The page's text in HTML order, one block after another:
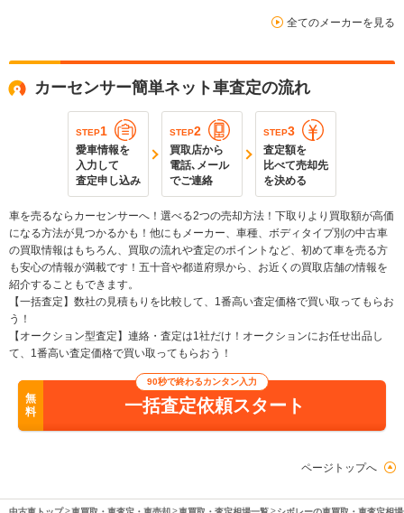
全てのメーカーを見る
カーセンサー簡単ネット車査定の流れ
STEP1
愛車情報を
入力して
査定申し込み
STEP2
買取店から
電話､メール
でご連絡
STEP3
査定額を
比べて売却先
を決める
車を売るならカーセンサーへ！選べる2つの売却方法！下取りより買取額が高価
になる方法が見つかるかも！他にもメーカー、車種、ボディタイプ別の中古車
の買取情報はもちろん、買取の流れや査定のポイントなど、初めて車を売る方
も安心の情報が満載です！五十音や都道府県から、お近くの買取店舗の情報を
紹介することもできます。
【一括査定】数社の見積もりを比較して、1番高い査定価格で買い取ってもらお
う！
【オークション型査定】連絡・査定は1社だけ！オークションにお任せ出品し
て、1番高い査定価格で買い取ってもらおう！
無
料
90秒で終わるカンタン入力
一括査定依頼スタート
ページトップへ